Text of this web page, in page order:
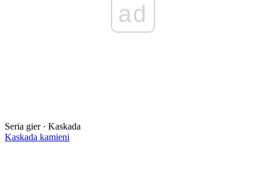
ad
Seria gier · Kaskada
Kaskada kamieni